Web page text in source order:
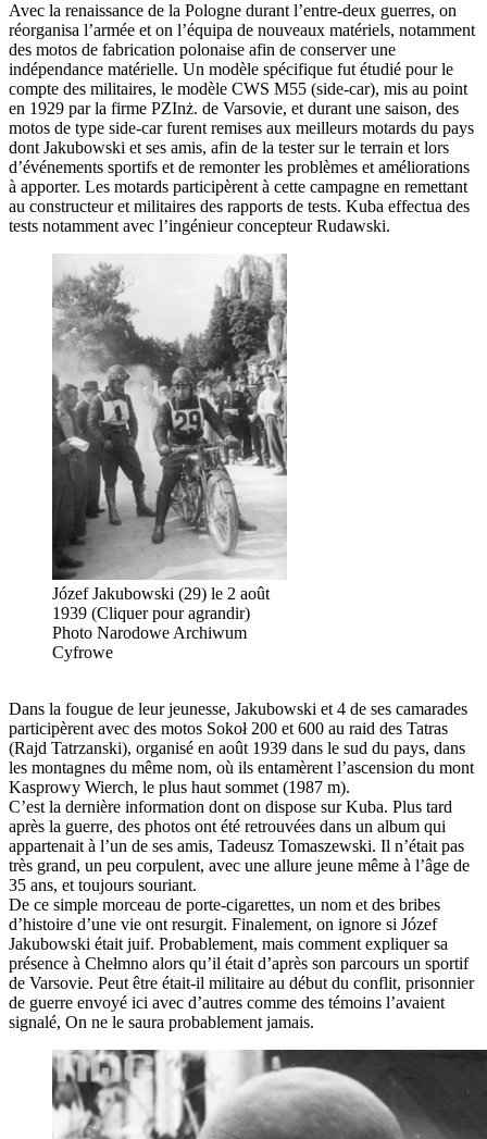
Avec la renaissance de la Pologne durant l’entre-deux guerres, on
réorganisa l’armée et on l’équipa de nouveaux matériels, notamment
des motos de fabrication polonaise afin de conserver une
indépendance matérielle. Un modèle spécifique fut étudié pour le
compte des militaires, le modèle CWS M55 (side-car), mis au point
en 1929 par la firme PZInż. de Varsovie, et durant une saison, des
motos de type side-car furent remises aux meilleurs motards du pays
dont Jakubowski et ses amis, afin de la tester sur le terrain et lors
d’événements sportifs et de remonter les problèmes et améliorations
à apporter. Les motards participèrent à cette campagne en remettant
au constructeur et militaires des rapports de tests. Kuba effectua des
tests notamment avec l’ingénieur concepteur Rudawski.
Józef Jakubowski (29) le 2 août
1939 (Cliquer pour agrandir)
Photo Narodowe Archiwum
Cyfrowe
Dans la fougue de leur jeunesse, Jakubowski et 4 de ses camarades
participèrent avec des motos Sokoł 200 et 600 au raid des Tatras
(Rajd Tatrzanski), organisé en août 1939 dans le sud du pays, dans
les montagnes du même nom, où ils entamèrent l’ascension du mont
Kasprowy Wierch, le plus haut sommet (1987 m).
C’est la dernière information dont on dispose sur Kuba. Plus tard
après la guerre, des photos ont été retrouvées dans un album qui
appartenait à l’un de ses amis, Tadeusz Tomaszewski. Il n’était pas
très grand, un peu corpulent, avec une allure jeune même à l’âge de
35 ans, et toujours souriant.
De ce simple morceau de porte-cigarettes, un nom et des bribes
d’histoire d’une vie ont resurgit. Finalement, on ignore si Józef
Jakubowski était juif. Probablement, mais comment expliquer sa
présence à Chełmno alors qu’il était d’après son parcours un sportif
de Varsovie. Peut être était-il militaire au début du conflit, prisonnier
de guerre envoyé ici avec d’autres comme des témoins l’avaient
signalé, On ne le saura probablement jamais.